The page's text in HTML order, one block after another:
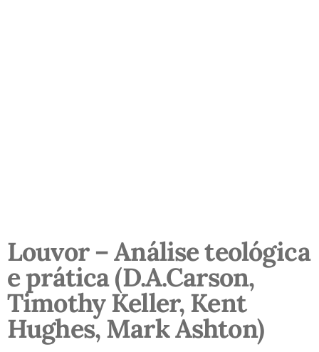
Louvor – Análise teológica
e prática (D.A.Carson,
Timothy Keller, Kent
Hughes, Mark Ashton)